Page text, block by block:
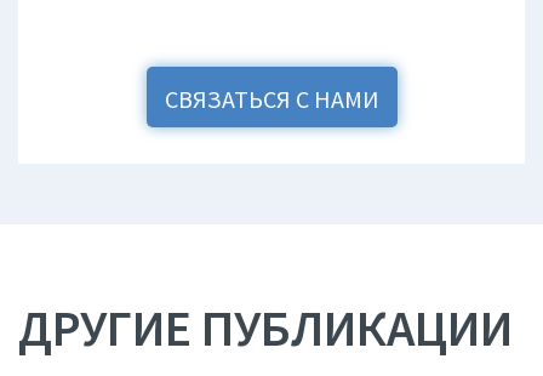
СВЯЗАТЬСЯ С НАМИ
ДРУГИЕ ПУБЛИКАЦИИ